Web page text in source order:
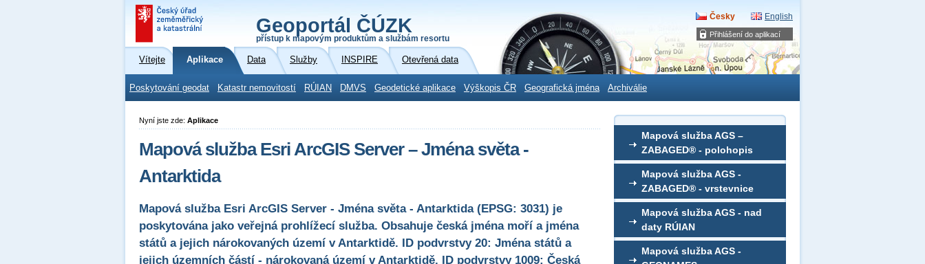
Přihlášení do aplikací
Geoportál ČÚZK
přístup k mapovým produktům a službám resortu
Česky English
Vítejte Aplikace Data Služby INSPIRE Otevřená data
Poskytování geodat Katastr nemovitostí RÚIAN DMVS Geodetické aplikace Výškopis ČR Geografická jména Archiválie
Mapová služba AGS –
ZABAGED® - polohopis
Mapová služba AGS -
ZABAGED® - vrstevnice
Mapová služba AGS - nad
daty RÚIAN
Mapová služba AGS -
Nyní jste zde: Aplikace
Mapová služba Esri ArcGIS Server – Jména světa -
Antarktida
Mapová služba Esri ArcGIS Server - Jména světa - Antarktida (EPSG: 3031) je
poskytována jako veřejná prohlížecí služba. Obsahuje česká jména moří a jména
států a jejich nárokovaných území v Antarktidě. ID podvrstvy 20: Jména států a
jejich územních částí - nárokovaná území v Antarktidě. ID podvrstvy 1009: Česká